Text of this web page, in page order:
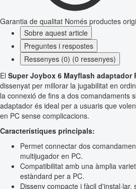
Garantia de qualitat Només productes
Sobre aquest article
Preguntes i respostes
Ressenyes (0) (0 ressenyes)
El Super Joybox 6 Mayflash adaptador
dissenyat per millorar la jugabilitat en
la connexió de fins a dos comandaments
adaptador és ideal per a usuaris que
en PC sense complicacions.
Característiques principals:
Permet connectar dos
multijugador en PC.
Compatibilitat amb una àmplia
estàndard per a PC.
Disseny compacte i fàcil